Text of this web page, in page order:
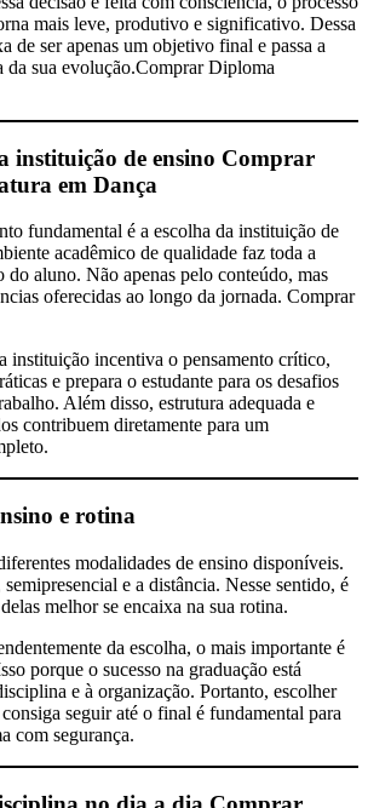
mais leve, produtivo e significativo. Dessa
de ser apenas um objetivo final e passa a
da sua evolução.Comprar Diploma
instituição de ensino Comprar
em Dança
fundamental é a escolha da instituição de
acadêmico de qualidade faz toda a
do aluno. Não apenas pelo conteúdo, mas
oferecidas ao longo da jornada. Comprar
instituição incentiva o pensamento crítico,
e prepara o estudante para os desafios
Além disso, estrutura adequada e
contribuem diretamente para um
e rotina
modalidades de ensino disponíveis.
e a distância. Nesse sentido, é
melhor se encaixa na sua rotina.
da escolha, o mais importante é
porque o sucesso na graduação está
e à organização. Portanto, escolher
seguir até o final é fundamental para
com segurança.